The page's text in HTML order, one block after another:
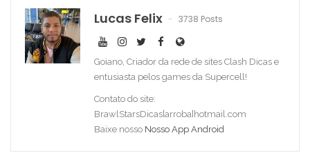
Lucas Felix 3738 Posts
Goiano, Criador da rede de sites Clash Dicas e
entusiasta pelos games da Supercell!
Contato do site:
BrawlStarsDicas[arroba]hotmail.com
Baixe nosso Nosso App Android